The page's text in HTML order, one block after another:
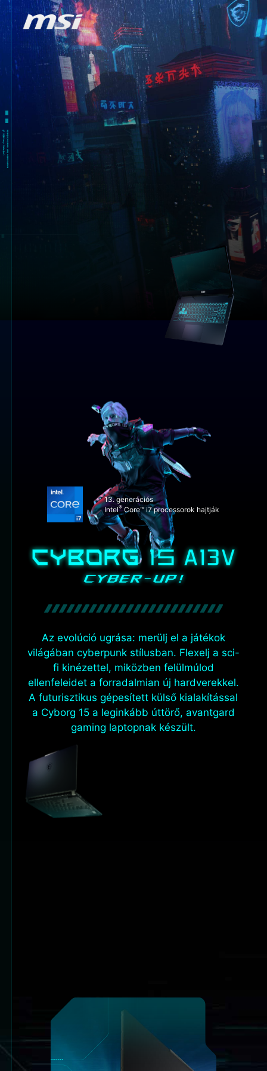
13. generációs
Intel®Core™ i7 processorok hajtják
Az evolúció ugrása: merülj el a játékok
világában cyberpunk stílusban. Flexelj a sci-
fi kinézettel, miközben felülmúlod
ellenfeleidet a forradalmian új hardverekkel.
A futurisztikus gépesített külső kialakítással
a Cyborg 15 a leginkább úttörő, avantgard
gaming laptopnak készült.